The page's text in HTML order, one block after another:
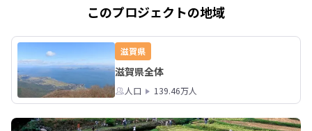
持ちよくなりますね
活動いただいたみな
とうございました♪
このプロジェクトの地域
滋賀県
滋賀県全体
人口 139.46万人